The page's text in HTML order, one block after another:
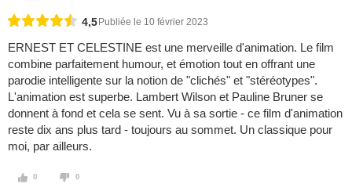
4,5 Publiée le 10 février 2023
ERNEST ET CELESTINE est une merveille d'animation. Le film
combine parfaitement humour, et émotion tout en offrant une
parodie intelligente sur la notion de "clichés" et "stéréotypes".
L'animation est superbe. Lambert Wilson et Pauline Bruner se
donnent à fond et cela se sent. Vu à sa sortie - ce film d'animation
reste dix ans plus tard - toujours au sommet. Un classique pour
moi, par ailleurs.
0 0